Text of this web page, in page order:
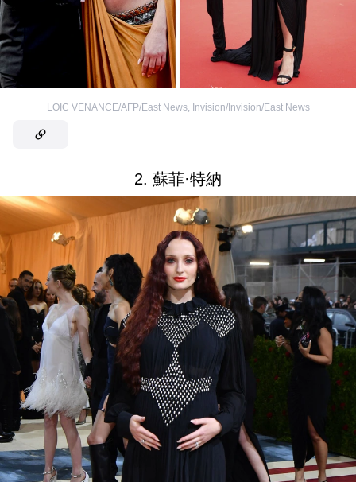
LOIC VENANCE/AFP/East News, Invision/Invision/East News
2. 蘇菲·特納